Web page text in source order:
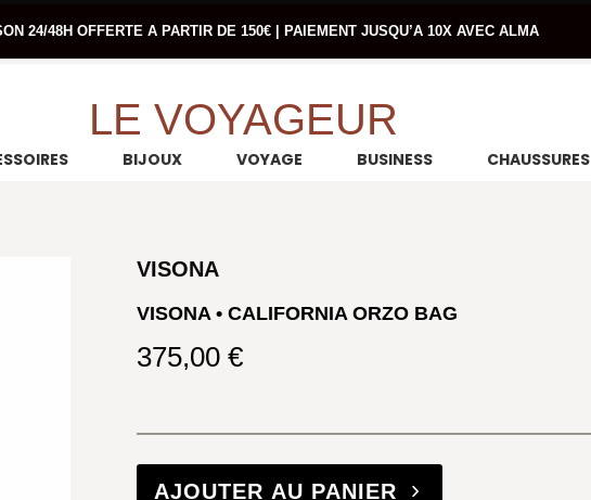
24/48H OFFERTE A PARTIR DE 150€ | PAIEMENT JUSQU’A 10X AVEC ALMA
LE VOYAGEUR
BIJOUX VOYAGE BUSINESS CHAUSSURES
VISONA
VISONA • CALIFORNIA ORZO BAG
375,00 €
AJOUTER AU PANIER